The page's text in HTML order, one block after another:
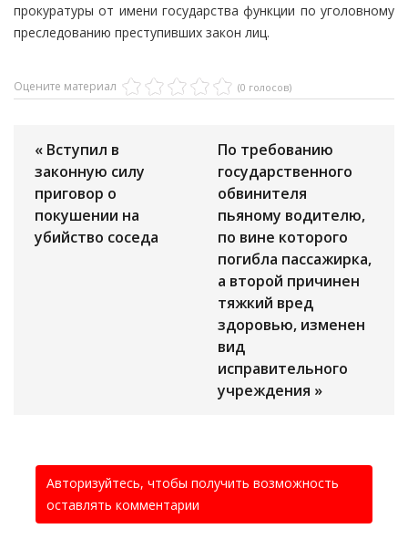
прокуратуры от имени государства функции по уголовному
преследованию преступивших закон лиц.
Оцените материал (0 голосов)
« Вступил в
законную силу
приговор о
покушении на
убийство соседа
По требованию
государственного
обвинителя
пьяному водителю,
по вине которого
погибла пассажирка,
а второй причинен
тяжкий вред
здоровью, изменен
вид
исправительного
учреждения »
Авторизуйтесь, чтобы получить возможность
оставлять комментарии